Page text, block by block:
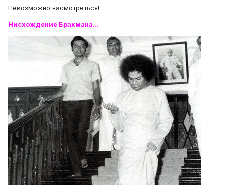
Невозможно насмотреться!
Нисхождение Брахмана...